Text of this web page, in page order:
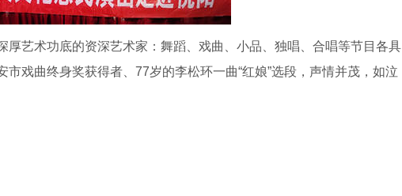
艺术功底的资深艺术家：舞蹈、戏曲、小品、独唱、合唱等节目各具
戏曲终身奖获得者、77岁的李松环一曲“红娘”选段，声情并茂，如泣